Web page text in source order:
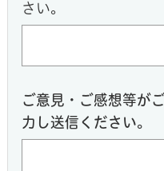
さい。
ご意見・ご感想等が
力し送信ください。